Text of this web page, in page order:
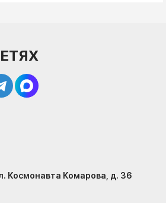
Космонавта Комарова, д. 36